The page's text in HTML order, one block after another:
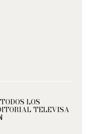
LOS
TELEVISA